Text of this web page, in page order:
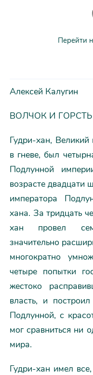
Перейти
Алексей Калугин
ВОЛЧОК И
Гудри-хан,
в гневе, был
Подлунной
возрасте двадцати
императора
хана. За тридцать
хан провел
значительно
многократно
четыре попытки
жестоко
власть, и
Подлунной, с
мог сравниться ни
мира.
Гудри-хан имел